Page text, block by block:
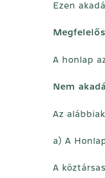
Ezen
A honlap
Nem
Az
a) A
A